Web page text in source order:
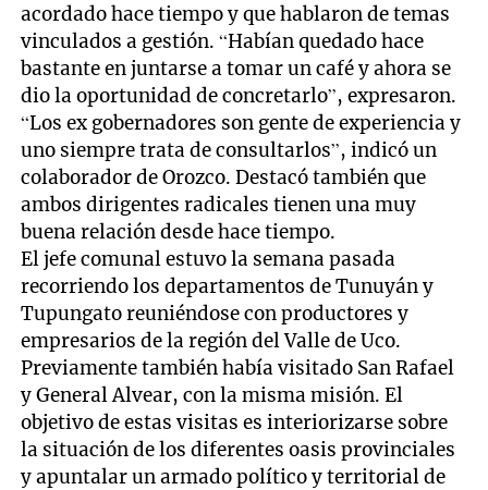
acordado hace tiempo y que hablaron de temas
vinculados a gestión. “Habían quedado hace
bastante en juntarse a tomar un café y ahora se
dio la oportunidad de concretarlo”, expresaron.
“Los ex gobernadores son gente de experiencia y
uno siempre trata de consultarlos”, indicó un
colaborador de Orozco. Destacó también que
ambos dirigentes radicales tienen una muy
buena relación desde hace tiempo.
El jefe comunal estuvo la semana pasada
recorriendo los departamentos de Tunuyán y
Tupungato reuniéndose con productores y
empresarios de la región del Valle de Uco.
Previamente también había visitado San Rafael
y General Alvear, con la misma misión. El
objetivo de estas visitas es interiorizarse sobre
la situación de los diferentes oasis provinciales
y apuntalar un armado político y territorial de